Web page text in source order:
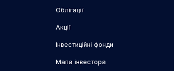
Облігації
Акції
Інвестиційні фонди
Мапа інвестора